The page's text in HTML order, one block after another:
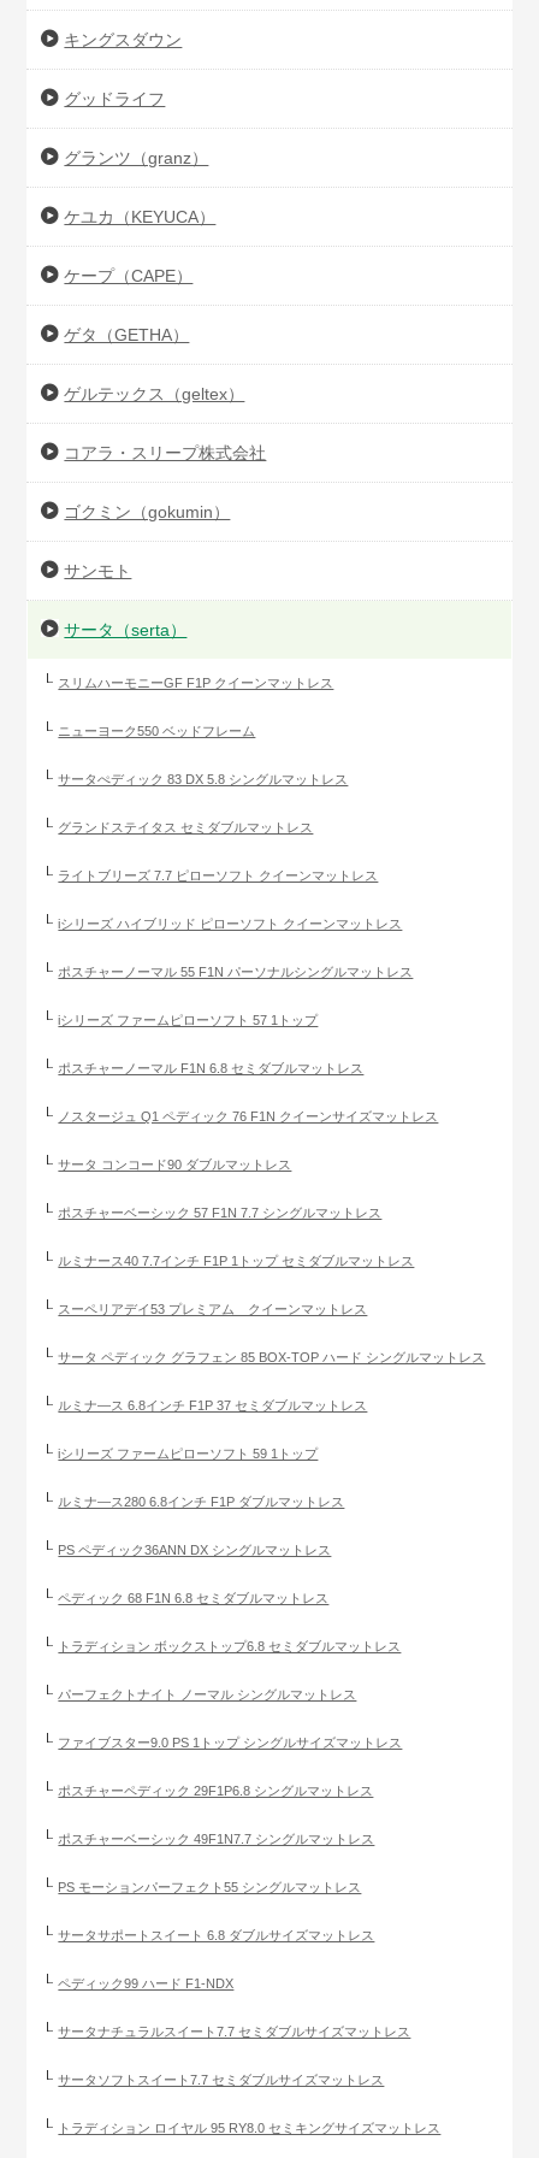
キングスダウン
グッドライフ
グランツ（granz）
ケユカ（KEYUCA）
ケープ（CAPE）
ゲタ（GETHA）
ゲルテックス（geltex）
コアラ・スリープ株式会社
ゴクミン（gokumin）
サンモト
サータ（serta）
スリムハーモニーGF F1P クイーンマットレス
ニューヨーク550 ベッドフレーム
サータぺディック 83 DX 5.8 シングルマットレス
グランドステイタス セミダブルマットレス
ライトブリーズ 7.7 ピローソフト クイーンマットレス
iシリーズ ハイブリッド ピローソフト クイーンマットレス
ポスチャーノーマル 55 F1N パーソナルシングルマットレス
iシリーズ ファームピローソフト 57 1トップ
ポスチャーノーマル F1N 6.8 セミダブルマットレス
ノスタージュ Q1 ペディック 76 F1N クイーンサイズマットレス
サータ コンコード90 ダブルマットレス
ポスチャーベーシック 57 F1N 7.7 シングルマットレス
ルミナース40 7.7インチ F1P 1トップ セミダブルマットレス
スーペリアデイ53 プレミアム クイーンマットレス
サータ ペディック グラフェン 85 BOX-TOP ハード シングルマットレス
ルミナ―ス 6.8インチ F1P 37 セミダブルマットレス
iシリーズ ファームピローソフト 59 1トップ
ルミナ―ス280 6.8インチ F1P ダブルマットレス
PS ペディック36ANN DX シングルマットレス
ペディック 68 F1N 6.8 セミダブルマットレス
トラディション ボックストップ6.8 セミダブルマットレス
パーフェクトナイト ノーマル シングルマットレス
ファイブスター9.0 PS 1トップ シングルサイズマットレス
ポスチャーペディック 29F1P6.8 シングルマットレス
ポスチャーベーシック 49F1N7.7 シングルマットレス
PS モーションパーフェクト55 シングルマットレス
サータサポートスイート 6.8 ダブルサイズマットレス
ペディック99 ハード F1-NDX
サータナチュラルスイート7.7 セミダブルサイズマットレス
サータソフトスイート7.7 セミダブルサイズマットレス
トラディション ロイヤル 95 RY8.0 セミキングサイズマットレス